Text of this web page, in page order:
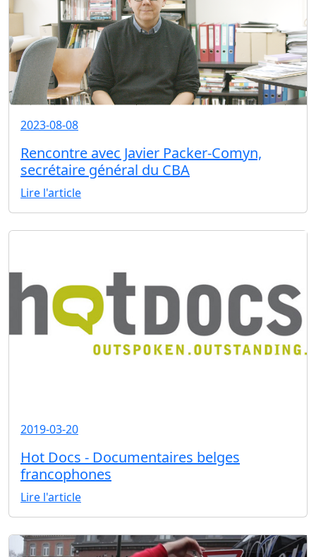
2023-08-08
Rencontre avec Javier Packer-Comyn,
secrétaire général du CBA
Lire l'article
2019-03-20
Hot Docs - Documentaires belges
francophones
Lire l'article